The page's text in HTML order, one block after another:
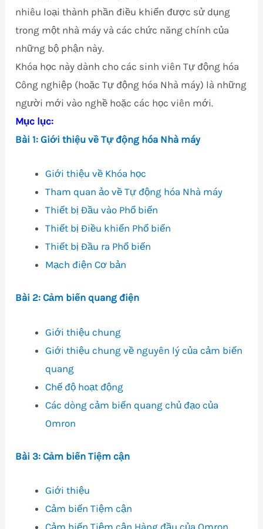
nhiêu loại thành phần điều khiển được sử dụng
trong một nhà máy và các chức năng chính của
những bộ phận này.
Khóa học này dành cho các sinh viên Tự động hóa
Công nghiệp (hoặc Tự động hóa Nhà máy) là những
người mới vào nghề hoặc các học viên mới.
Mục lục:
Bài 1: Giới thiệu về Tự động hóa Nhà máy
Giới thiệu về Khóa học
Tham quan ảo về Tự động hóa Nhà máy
Thiết bị Đầu vào Phổ biến
Thiết bị Điều khiển Phổ biến
Thiết bị Đầu ra Phổ biến
Mạch điện Cơ bản
Bài 2: Cảm biến quang điện
Giới thiệu chung
Giới thiệu chung về nguyên lý của cảm biến
quang
Chế độ hoạt động
Các dòng cảm biến quang chủ đạo của
Omron
Bài 3: Cảm biến Tiệm cận
Giới thiệu
Cảm biến Tiệm cận